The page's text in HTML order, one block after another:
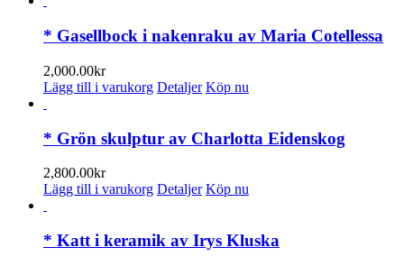
* Gasellbock i nakenraku av Maria Cotellessa
2,000.00kr
Lägg till i varukorg Detaljer Köp nu
* Grön skulptur av Charlotta Eidenskog
2,800.00kr
Lägg till i varukorg Detaljer Köp nu
* Katt i keramik av Irys Kluska